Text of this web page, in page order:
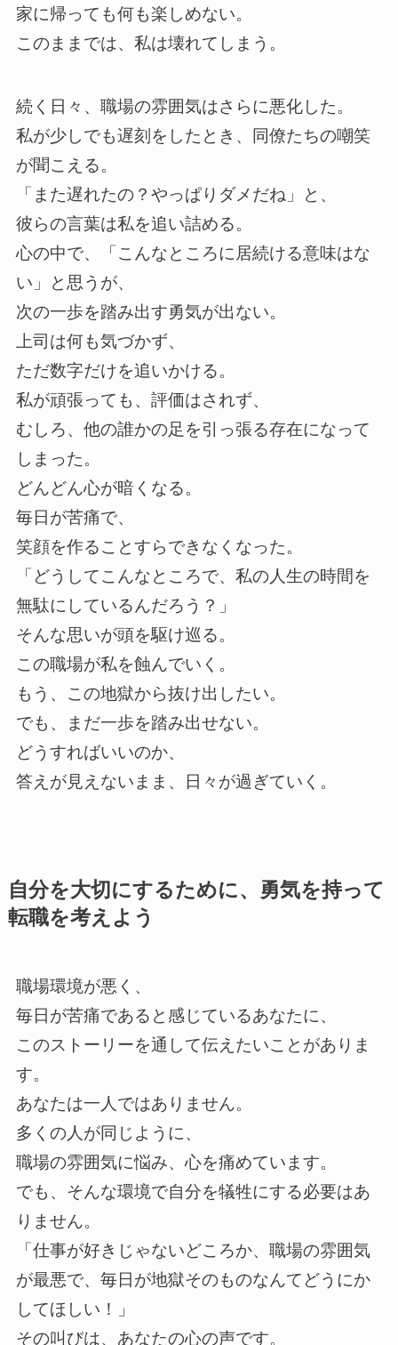
家に帰っても何も楽しめない。
このままでは、私は壊れてしまう。
続く日々、職場の雰囲気はさらに悪化した。
私が少しでも遅刻をしたとき、同僚たちの嘲笑
が聞こえる。
「また遅れたの？やっぱりダメだね」と、
彼らの言葉は私を追い詰める。
心の中で、「こんなところに居続ける意味はな
い」と思うが、
次の一歩を踏み出す勇気が出ない。
上司は何も気づかず、
ただ数字だけを追いかける。
私が頑張っても、評価はされず、
むしろ、他の誰かの足を引っ張る存在になって
しまった。
どんどん心が暗くなる。
毎日が苦痛で、
笑顔を作ることすらできなくなった。
「どうしてこんなところで、私の人生の時間を
無駄にしているんだろう？」
そんな思いが頭を駆け巡る。
この職場が私を蝕んでいく。
もう、この地獄から抜け出したい。
でも、まだ一歩を踏み出せない。
どうすればいいのか、
答えが見えないまま、日々が過ぎていく。
自分を大切にするために、勇気を持って
転職を考えよう
職場環境が悪く、
毎日が苦痛であると感じているあなたに、
このストーリーを通して伝えたいことがありま
す。
あなたは一人ではありません。
多くの人が同じように、
職場の雰囲気に悩み、心を痛めています。
でも、そんな環境で自分を犠牲にする必要はあ
りません。
「仕事が好きじゃないどころか、職場の雰囲気
が最悪で、毎日が地獄そのものなんてどうにか
してほしい！」
その叫びは、あなたの心の声です。